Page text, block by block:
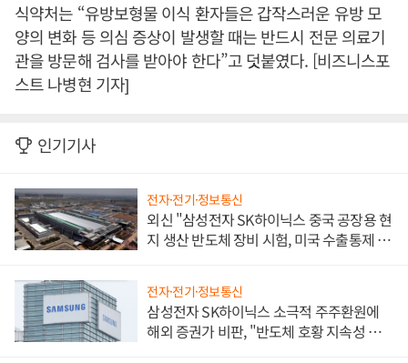
식약처는 “유방보형물 이식 환자들은 갑작스러운 유방 모
양의 변화 등 의심 증상이 발생할 때는 반드시 전문 의료기
관을 방문해 검사를 받아야 한다”고 덧붙였다. [비즈니스포
스트 나병현 기자]
인기기사
전자·전기·정보통신
외신 "삼성전자 SK하이닉스 중국 공장용 현
지 생산 반도체 장비 시험, 미국 수출통제 대
전자·전기·정보통신
삼성전자 SK하이닉스 소극적 주주환원에
해외 증권가 비판, "반도체 호황 지속성 의